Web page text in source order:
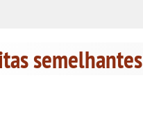
semelhantes